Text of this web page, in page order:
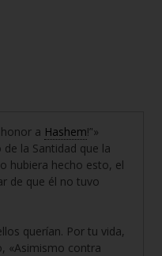
a Hashem!’'»
la Santidad que la
hubiera hecho esto, el
de que él no tuvo
querían. Por tu vida,
«Asimismo contra